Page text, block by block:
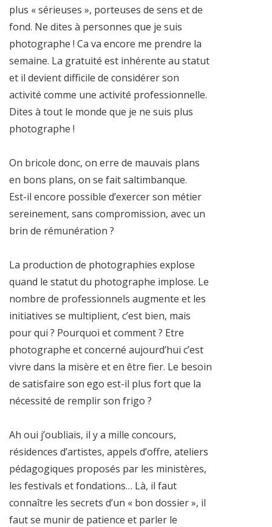
plus « sérieuses », porteuses de sens et de
fond. Ne dites à personnes que je suis
photographe ! Ca va encore me prendre la
semaine. La gratuité est inhérente au statut
et il devient difficile de considérer son
activité comme une activité professionnelle.
Dites à tout le monde que je ne suis plus
photographe !
On bricole donc, on erre de mauvais plans
en bons plans, on se fait saltimbanque.
Est-il encore possible d’exercer son métier
sereinement, sans compromission, avec un
brin de rémunération ?
La production de photographies explose
quand le statut du photographe implose. Le
nombre de professionnels augmente et les
initiatives se multiplient, c’est bien, mais
pour qui ? Pourquoi et comment ? Etre
photographe et concerné aujourd’hui c’est
vivre dans la misère et en être fier. Le besoin
de satisfaire son ego est-il plus fort que la
nécessité de remplir son frigo ?
Ah oui j’oubliais, il y a mille concours,
résidences d’artistes, appels d’offre, ateliers
pédagogiques proposés par les ministères,
les festivals et fondations… Là, il faut
connaître les secrets d’un « bon dossier », il
faut se munir de patience et parler le